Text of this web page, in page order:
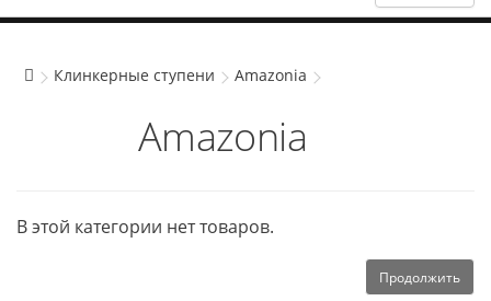
Клинкерные ступени Amazonia
Amazonia
В этой категории нет товаров.
Продолжить